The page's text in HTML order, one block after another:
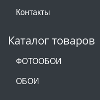
Контакты
Каталог товаров
ФОТООБОИ
ОБОИ